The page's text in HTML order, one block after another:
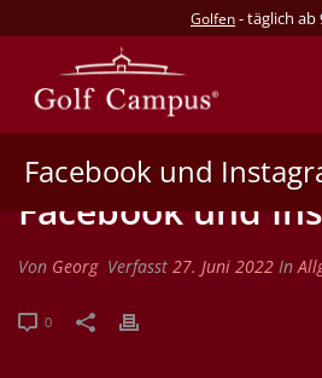
Golfen- täglich ab
Facebook und
Facebook und
Von Georg Verfasst 27. Juni 2022 In
0